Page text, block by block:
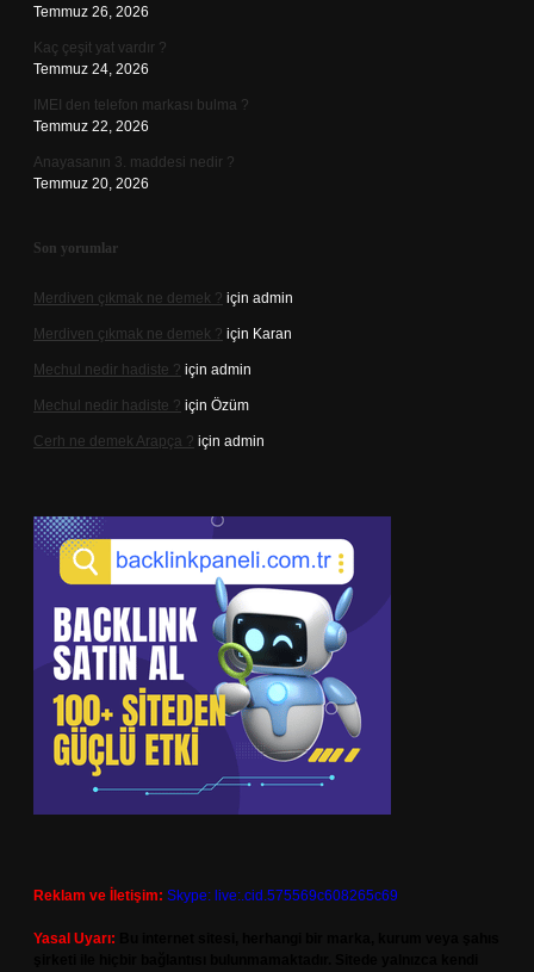
Temmuz 26, 2026
Kaç çeşit yat vardır ?
Temmuz 24, 2026
IMEI den telefon markası bulma ?
Temmuz 22, 2026
Anayasanın 3. maddesi nedir ?
Temmuz 20, 2026
Son yorumlar
Merdiven çıkmak ne demek ? için admin
Merdiven çıkmak ne demek ? için Karan
Mechul nedir hadiste ? için admin
Mechul nedir hadiste ? için Özüm
Cerh ne demek Arapça ? için admin
Reklam ve İletişim: Skype: live:.cid.575569c608265c69
Yasal Uyarı: